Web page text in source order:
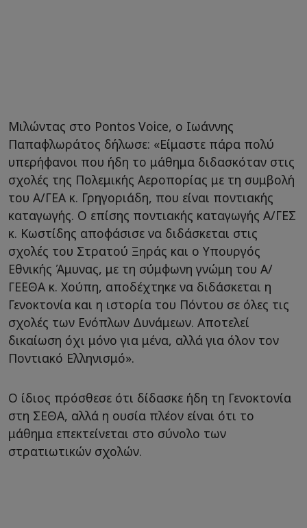
Μιλώντας στο Pontos Voice, ο Ιωάννης
Παπαφλωράτος δήλωσε: «Είμαστε πάρα πολύ
υπερήφανοι που ήδη το μάθημα διδασκόταν στις
σχολές της Πολεμικής Αεροπορίας με τη συμβολή
του Α/ΓΕΑ κ. Γρηγοριάδη, που είναι ποντιακής
καταγωγής. Ο επίσης ποντιακής καταγωγής Α/ΓΕΣ
κ. Κωστίδης αποφάσισε να διδάσκεται στις
σχολές του Στρατού Ξηράς και ο Υπουργός
Εθνικής Άμυνας, με τη σύμφωνη γνώμη του Α/
ΓΕΕΘΑ κ. Χούπη, αποδέχτηκε να διδάσκεται η
Γενοκτονία και η ιστορία του Πόντου σε όλες τις
σχολές των Ενόπλων Δυνάμεων. Αποτελεί
δικαίωση όχι μόνο για μένα, αλλά για όλον τον
Ποντιακό Ελληνισμό».
Ο ίδιος πρόσθεσε ότι δίδασκε ήδη τη Γενοκτονία
στη ΣΕΘΑ, αλλά η ουσία πλέον είναι ότι το
μάθημα επεκτείνεται στο σύνολο των
στρατιωτικών σχολών.